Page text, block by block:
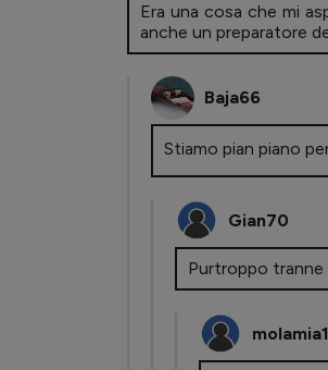
Era una cosa che mi
anche un preparatore
Baja66
Stiamo pian piano
Gian70
Purtroppo tranne